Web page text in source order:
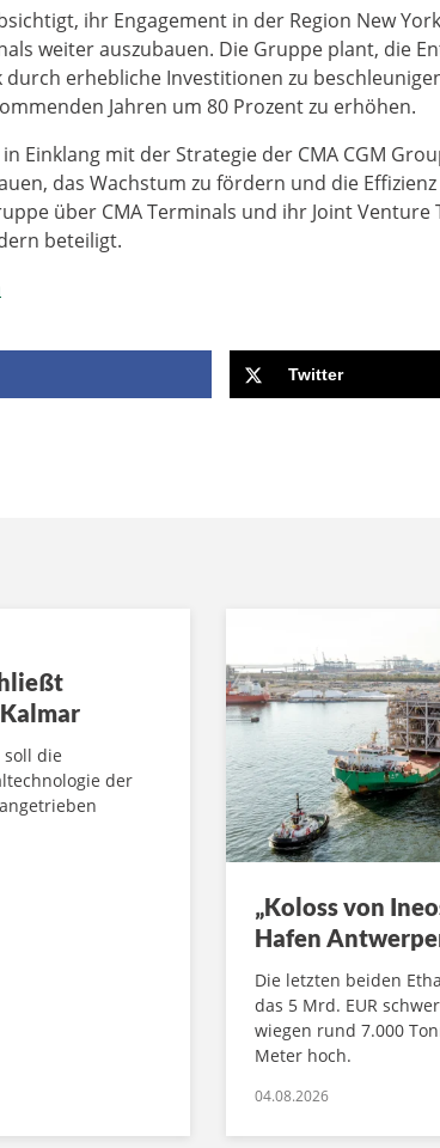
ihr Engagement in der Region New
weiter auszubauen. Die Gruppe plant, die
durch erhebliche Investitionen zu
Jahren um 80 Prozent zu erhöhen.
Einklang mit der Strategie der CMA CGM
das Wachstum zu fördern und die
über CMA Terminals und ihr Joint Venture
beteiligt.
Twitter
soll die
der
„Koloss von
Hafen
Die letzten beiden
das 5 Mrd. EUR
wiegen rund 7.000
Meter hoch.
04.08.2026